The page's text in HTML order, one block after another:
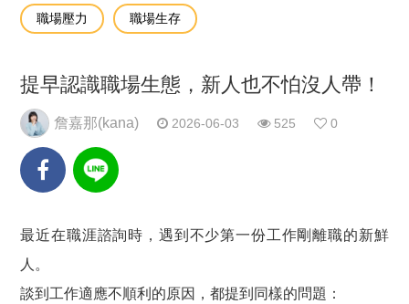
職場壓力 職場生存
提早認識職場生態，新人也不怕沒人帶！
詹嘉那(kana) 2026-06-03 525 0
最近在職涯諮詢時，遇到不少第一份工作剛離職的新鮮
人。
談到工作適應不順利的原因，都提到同樣的問題：